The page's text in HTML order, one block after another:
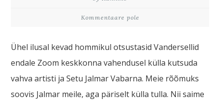
Kommentaare pole
Ühel ilusal kevad hommikul otsustasid Vandersellid
endale Zoom keskkonna vahendusel külla kutsuda
vahva artisti ja Setu Jalmar Vabarna. Meie rõõmuks
soovis Jalmar meile, aga päriselt külla tulla. Nii saime